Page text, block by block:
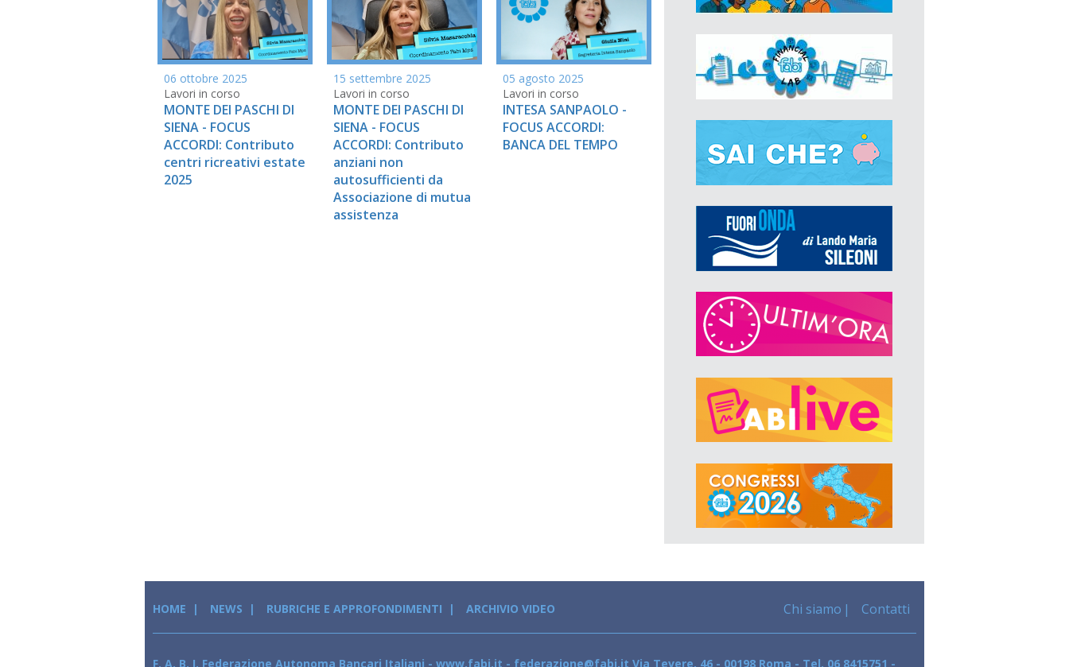
06 ottobre 2025
Lavori in corso
MONTE DEI PASCHI DI
SIENA - FOCUS
ACCORDI: Contributo
centri ricreativi estate
2025
15 settembre 2025
Lavori in corso
MONTE DEI PASCHI DI
SIENA - FOCUS
ACCORDI: Contributo
anziani non
autosufficienti da
Associazione di mutua
assistenza
05 agosto 2025
Lavori in corso
INTESA SANPAOLO -
FOCUS ACCORDI:
BANCA DEL TEMPO
HOME NEWS RUBRICHE E APPROFONDIMENTI ARCHIVIO VIDEO Chi siamo Contatti
F. A. B. I. Federazione Autonoma Bancari Italiani - www.fabi.it - federazione@fabi.it Via Tevere, 46 - 00198 Roma - Tel. 06 8415751 -